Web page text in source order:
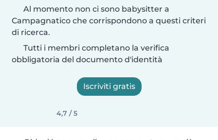
Al momento non ci sono babysitter a
Campagnatico che corrispondono a questi criteri
di ricerca.
Tutti i membri completano la verifica
obbligatoria del documento d'identità
Iscriviti gratis
4,7 / 5